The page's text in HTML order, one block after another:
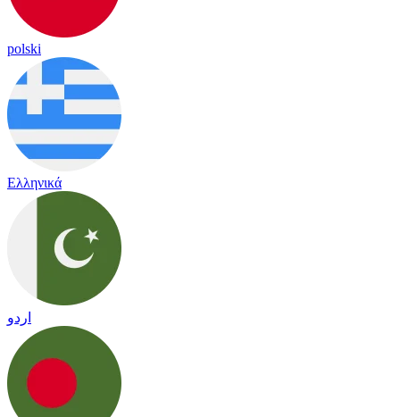
polski
Ελληνικά
اردو